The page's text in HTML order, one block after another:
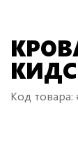
Код товара: